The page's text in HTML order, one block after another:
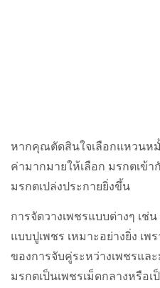
หากคุณตัดสินใจเลือกแหวนห
ค่ามากมายให้เลือก มรกตเข้า
มรกตเปล่งประกายยิ่งขึ้น
การจัดวางเพชรแบบต่างๆ เช่
แบบปูเพชร เหมาะอย่างยิ่ง เ
ของการจับคู่ระหว่างเพชรแล
มรกตเป็นเพชรเม็ดกลางหรือเ